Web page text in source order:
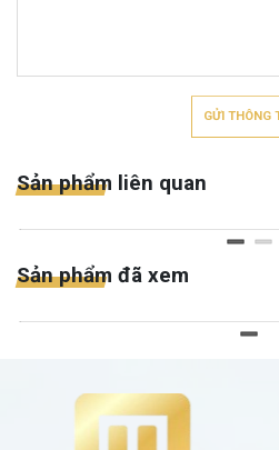
GỬI THÔNG
Sản phẩm liên quan
Sản phẩm đã xem